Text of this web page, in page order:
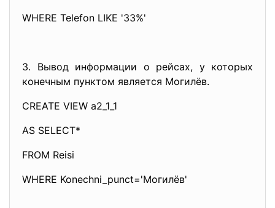
WHERE Telefon LIKE '33%'
3. Вывод информации о рейсах, у которых
конечным пунктом является Могилёв.
CREATE VIEW a2_1_1
AS SELECT*
FROM Reisi
WHERE Konechni_punct='Могилёв'